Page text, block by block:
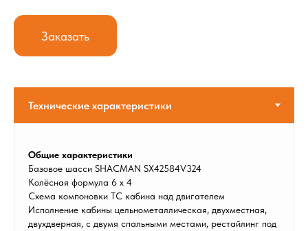
Заказать
Общие характеристики
Базовое шасси SHACMAN SX42584V324
Колёсная формула 6 х 4
Схема компоновки ТС кабина над двигателем
Исполнение кабины цельнометаллическая, двухместная,
двухдверная, с двумя спальными местами, рестайлинг под